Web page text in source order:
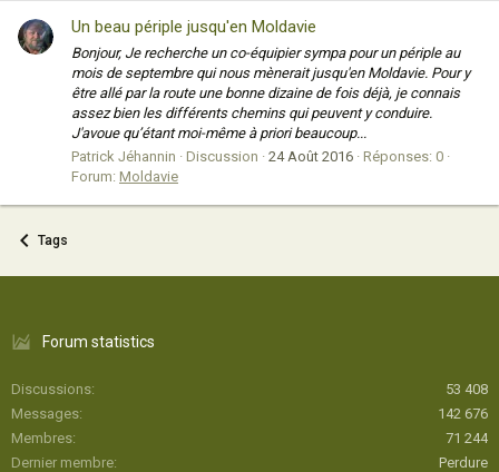
Un beau périple jusqu'en Moldavie
Bonjour, Je recherche un co-équipier sympa pour un périple au
mois de septembre qui nous mènerait jusqu'en Moldavie. Pour y
être allé par la route une bonne dizaine de fois déjà, je connais
assez bien les différents chemins qui peuvent y conduire.
J'avoue qu’étant moi-même à priori beaucoup...
Patrick Jéhannin
Discussion 24 Août 2016 Réponses: 0
Forum: Moldavie
Tags
Forum statistics
Discussions
53 408
Messages
142 676
Membres
71 244
Dernier membre
Perdure